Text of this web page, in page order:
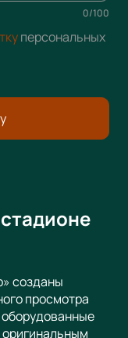
0/100
персональных
созданы
просмотра